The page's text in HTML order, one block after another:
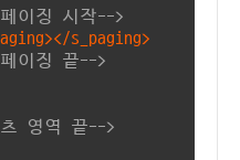
이징 시작-->
s_paging>
이징 끝-->
영역 끝-->